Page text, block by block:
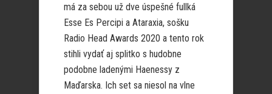
má za sebou už dve úspešné fullká
Esse Es Percipi a Ataraxia, sošku
Radio Head Awards 2020 a tento rok
stihli vydať aj splitko s hudobne
podobne ladenými Haenessy z
Maďarska. Ich set sa niesol na vlne